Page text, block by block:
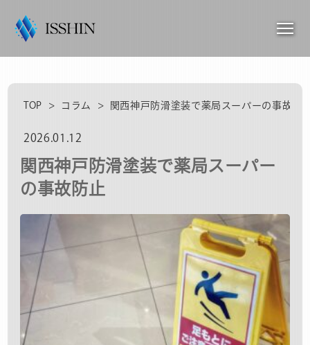
TOP > コラム > 関西神戸防滑塗装で薬局スーパーの事故防
2026.01.12
関西神戸防滑塗装で薬局スーパー
の事故防止